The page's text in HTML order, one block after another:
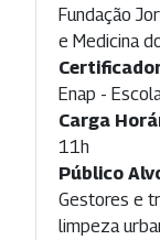
Fundação
e Medicina
Enap -
Carga
11h
Público
Gestores e
limpeza